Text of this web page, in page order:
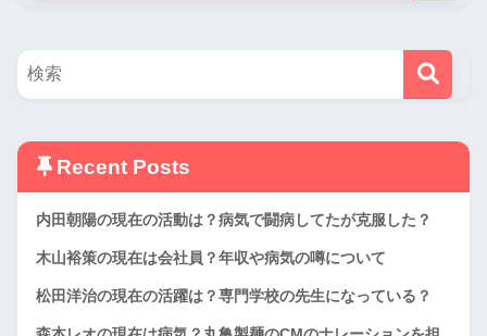
Recent Posts
内田朝陽の現在の活動は？病気で闘病してたが克服した？
木山裕策の現在は会社員？年収や病気の噂について
松田洋治の現在の活躍は？専門学校の先生になっている？